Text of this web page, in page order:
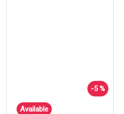
-5 %
Available